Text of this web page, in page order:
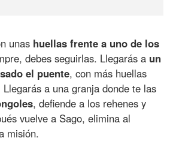
unas huellas frente a uno de los
debes seguirlas. Llegarás a un
el puente, con más huellas
a una granja donde te las
, defiende a los rehenes y
vuelve a Sago, elimina al
misión.